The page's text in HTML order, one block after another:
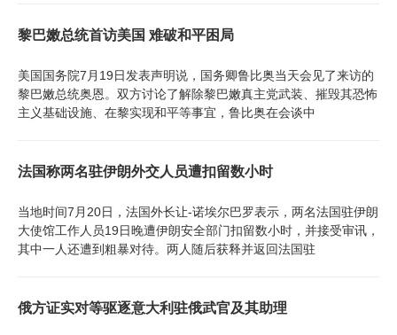
黎巴嫩总统首访美国 难破和平困局
美国国务院7月19日发表声明说，国务卿鲁比奥当天会见了来访的
黎巴嫩总统奥恩。双方讨论了解除黎巴嫩真主党武装、摧毁其恐怖
主义基础设施、在黎实现和平等事宜，鲁比奥在会谈中
法国称两名驻伊朗外交人员遭扣留数小时
当地时间7月20日，法国外长让-诺埃尔巴罗表示，两名法国驻伊朗
大使馆工作人员19日晚遭伊朗安全部门扣留数小时，并接受审讯，
其中一人还遭到粗暴对待。两人随后获释并返回法国驻
俄方证实对等驱逐意大利驻俄武官及其助理